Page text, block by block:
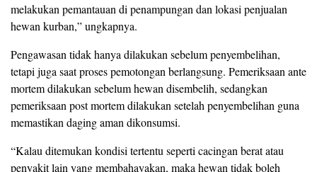
melakukan pemantauan di penampungan dan lokasi penjualan
hewan kurban,” ungkapnya.
Pengawasan tidak hanya dilakukan sebelum penyembelihan,
tetapi juga saat proses pemotongan berlangsung. Pemeriksaan ante
mortem dilakukan sebelum hewan disembelih, sedangkan
pemeriksaan post mortem dilakukan setelah penyembelihan guna
memastikan daging aman dikonsumsi.
“Kalau ditemukan kondisi tertentu seperti cacingan berat atau
penyakit lain yang membahayakan, maka hewan tidak boleh